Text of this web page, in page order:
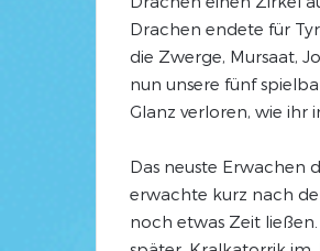
Drachen endete für
die Zwerge, Mursaat,
nun unsere fünf
Glanz verloren, wie ihr
Das neuste Erwachen
erwachte kurz nach
noch etwas Zeit